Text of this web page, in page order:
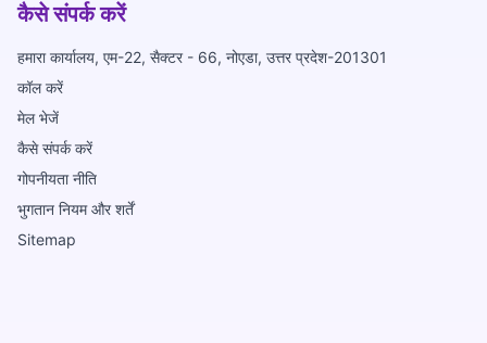
कैसे संपर्क करें
हमारा कार्यालय, एम-22, सैक्टर - 66, नोएडा, उत्तर प्रदेश-201301
कॉल करें
मेल भेजें
कैसे संपर्क करें
गोपनीयता नीति
भुगतान नियम और शर्तें
Sitemap